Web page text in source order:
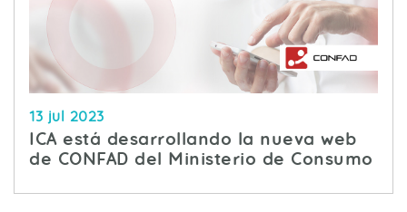
13 jul 2023
ICA está desarrollando la nueva web
de CONFAD del Ministerio de Consumo